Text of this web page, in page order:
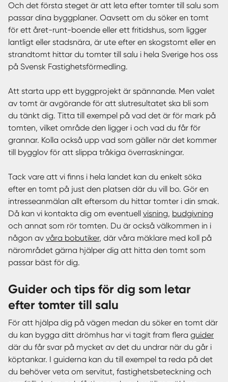
Och det första steget är att leta efter tomter till salu som
passar dina byggplaner. Oavsett om du söker en tomt
för ett året-runt-boende eller ett fritidshus, som ligger
lantligt eller stadsnära, är ute efter en skogstomt eller en
strandtomt hittar du tomter till salu i hela Sverige hos oss
på Svensk Fastighetsförmedling.
Att starta upp ett byggprojekt är spännande. Men valet
av tomt är avgörande för att slutresultatet ska bli som
du tänkt dig. Titta till exempel på vad det är för mark på
tomten, vilket område den ligger i och vad du får för
grannar. Kolla också upp vad som gäller när det kommer
till bygglov för att slippa tråkiga överraskningar.
Tack vare att vi finns i hela landet kan du enkelt söka
efter en tomt på just den platsen där du vill bo. Gör en
intresseanmälan allt eftersom du hittar tomter i din smak.
Då kan vi kontakta dig om eventuell visning, budgivning
och annat som rör tomten. Du är också välkommen in i
någon av våra bobutiker, där våra mäklare med koll på
närområdet gärna hjälper dig att hitta den tomt som
passar bäst för dig.
Guider och tips för dig som letar
efter tomter till salu
För att hjälpa dig på vägen medan du söker en tomt där
du kan bygga ditt drömhus har vi tagit fram flera guider
där du får svar på mycket av det du undrar när du går i
köptankar. I guiderna kan du till exempel ta reda på det
du behöver veta om servitut, fastighetsbeteckning och